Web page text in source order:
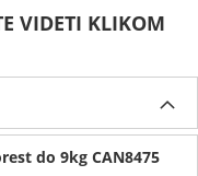
VIDETI KLIKOM
do 9kg CAN8475